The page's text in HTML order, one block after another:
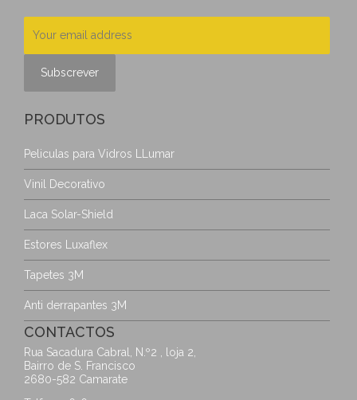
PRODUTOS
Peliculas para Vidros LLumar
Vinil Decorativo
Laca Solar-Shield
Estores Luxaflex
Tapetes 3M
Anti derrapantes 3M
CONTACTOS
Rua Sacadura Cabral, N.º2 , loja 2,
Bairro de S. Francisco
2680-582 Camarate